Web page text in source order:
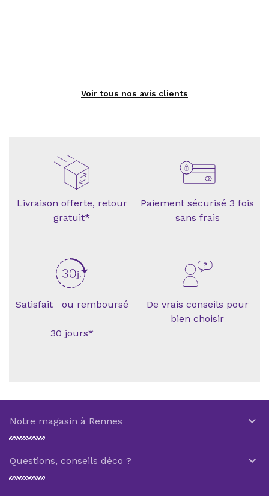
Voir tous nos avis clients
Livraison offerte, retour
gratuit*
Paiement sécurisé 3 fois
sans frais
Satisfait ou remboursé
30 jours*
De vrais conseils pour
bien choisir
Notre magasin à Rennes 
Questions, conseils déco ? 